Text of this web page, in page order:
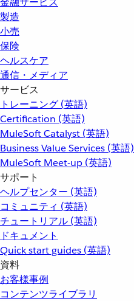
製造
小売
保険
ヘルスケア
通信・メディア
サービス
トレーニング (英語)
Certification (英語)
MuleSoft Catalyst (英語)
Business Value Services (英語)
MuleSoft Meet-up (英語)
サポート
ヘルプセンター (英語)
コミュニティ (英語)
チュートリアル (英語)
ドキュメント
Quick start guides (英語)
資料
お客様事例
コンテンツライブラリ